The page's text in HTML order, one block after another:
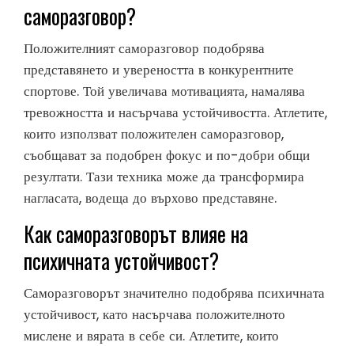
саморазговор?
Положителният саморазговор подобрява
представянето и увереността в конкурентните
спортове. Той увеличава мотивацията, намалява
тревожността и насърчава устойчивостта. Атлетите,
които използват положителен саморазговор,
съобщават за подобрен фокус и по-добри общи
резултати. Тази техника може да трансформира
нагласата, водеща до върхово представяне.
Как саморазговорът влияе на
психичната устойчивост?
Саморазговорът значително подобрява психичната
устойчивост, като насърчава положителното
мислене и вярата в себе си. Атлетите, които